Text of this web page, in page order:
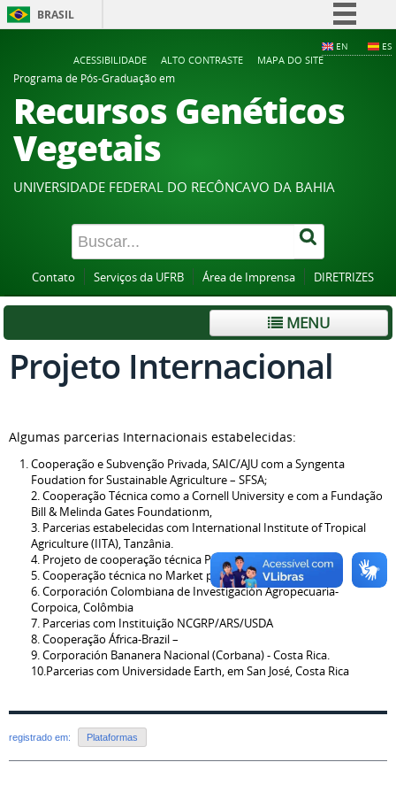
BRASIL
Participe
Acesso à informação
Canais
EN ES
ACESSIBILIDADE ALTO CONTRASTE
MAPA DO SITE
Programa de Pós-Graduação em
Recursos Genéticos
Vegetais
UNIVERSIDADE FEDERAL DO RECÔNCAVO DA BAHIA
Contato Serviços da UFRB Área de Imprensa DIRETRIZES
MENU
Projeto Internacional
Algumas parcerias Internacionais estabelecidas:
Cooperação e Subvenção Privada, SAIC/AJU com a Syngenta
Foudation for Sustainable Agriculture – SFSA;
2. Cooperação Técnica como a Cornell University e com a Fundação
Bill & Melinda Gates Foundationm,
3. Parcerias estabelecidas com International Institute of Tropical
Agriculture (IITA), Tanzânia.
4. Projeto de cooperação técnica PrBioplantas Center, Cuba
5. Cooperação técnica no Market place LAC-Brasil
6. Corporación Colombiana de Investigación Agropecuaria-
Corpoica, Colômbia
7. Parcerias com Instituição NCGRP/ARS/USDA
8. Cooperação África-Brazil –
9. Corporación Bananera Nacional (Corbana) - Costa Rica.
10.Parcerias com Universidade Earth, em San José, Costa Rica
registrado em: Plataformas